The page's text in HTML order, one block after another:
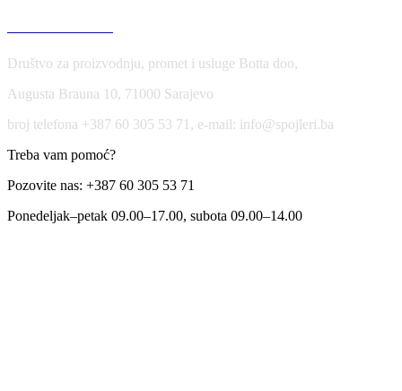
Društvo za proizvodnju, promet i usluge Botta doo,
Augusta Brauna 10, 71000 Sarajevo
broj telefona +387 60 305 53 71, e-mail: info@spojleri.ba
Treba vam pomoć?
Pozovite nas: +387 60 305 53 71
Ponedeljak–petak 09.00–17.00, subota 09.00–14.00